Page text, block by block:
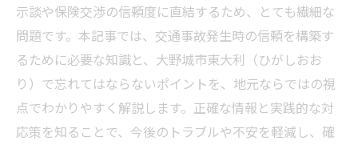
示談や保険交渉の信頼度に直結するため、とても繊細な
問題です。本記事では、交通事故発生時の信頼を構築す
るために必要な知識と、大野城市東大利（ひがしおお
り）で忘れてはならないポイントを、地元ならではの視
点でわかりやすく解説します。正確な情報と実践的な対
応策を知ることで、今後のトラブルや不安を軽減し、確